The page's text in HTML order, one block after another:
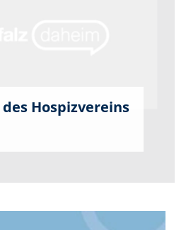
Hospizvereins